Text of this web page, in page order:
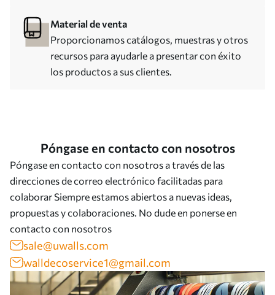
Material de venta
Proporcionamos catálogos, muestras y otros
recursos para ayudarle a presentar con éxito
los productos a sus clientes.
Póngase en contacto con nosotros
Póngase en contacto con nosotros a través de las
direcciones de correo electrónico facilitadas para
colaborar Siempre estamos abiertos a nuevas ideas,
propuestas y colaboraciones. No dude en ponerse en
contacto con nosotros
sale@uwalls.com
walldecoservice1@gmail.com